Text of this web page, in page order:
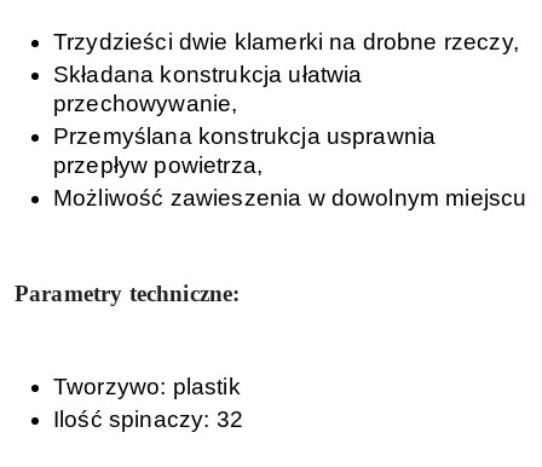
Trzydzieści dwie klamerki na drobne rzeczy,
Składana konstrukcja ułatwia
przechowywanie,
Przemyślana konstrukcja usprawnia
przepływ powietrza,
Możliwość zawieszenia w dowolnym miejscu
Parametry techniczne:
Tworzywo: plastik
Ilość spinaczy: 32